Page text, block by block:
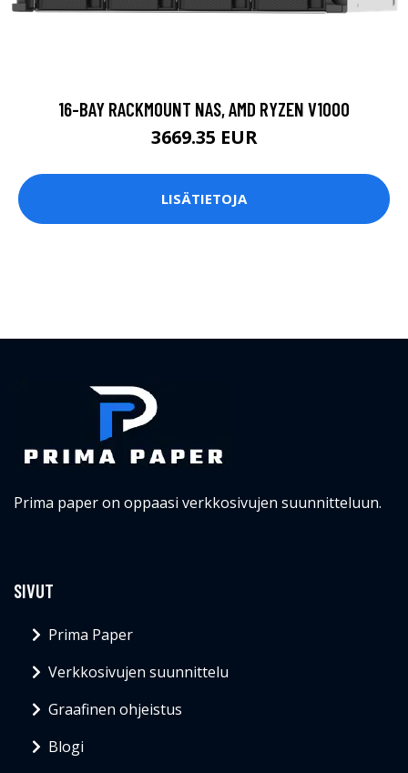
16-BAY RACKMOUNT NAS, AMD RYZEN V1000
3669.35 EUR
LISÄTIETOJA
Prima paper on oppaasi verkkosivujen suunnitteluun.
SIVUT
Prima Paper
Verkkosivujen suunnittelu
Graafinen ohjeistus
Blogi